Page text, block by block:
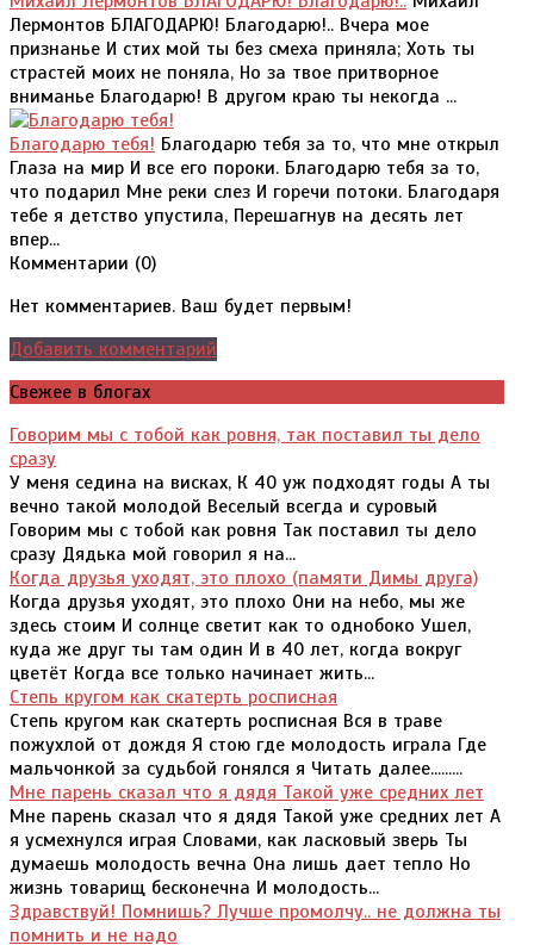
Лермонтов БЛАГОДАРЮ! Благодарю!.. Вчера мое
признанье И стих мой ты без смеха приняла; Хоть ты
страстей моих не поняла, Но за твое притворное
вниманье Благодарю! В другом краю ты некогда ...
Благодарю тебя! Благодарю тебя за то, что мне открыл
Глаза на мир И все его пороки. Благодарю тебя за то,
что подарил Мне реки слез И горечи потоки. Благодаря
тебе я детство упустила, Перешагнув на десять лет
впер...
Комментарии (0)
Нет комментариев. Ваш будет первым!
Добавить комментарий
Свежее в блогах
Говорим мы с тобой как ровня, так поставил ты дело
сразу
У меня седина на висках, К 40 уж подходят годы А ты
вечно такой молодой Веселый всегда и суровый
Говорим мы с тобой как ровня Так поставил ты дело
сразу Дядька мой говорил я на...
Когда друзья уходят, это плохо (памяти Димы друга)
Когда друзья уходят, это плохо Они на небо, мы же
здесь стоим И солнце светит как то однобоко Ушел,
куда же друг ты там один И в 40 лет, когда вокруг
цветёт Когда все только начинает жить...
Степь кругом как скатерть росписная
Степь кругом как скатерть росписная Вся в траве
пожухлой от дождя Я стою где молодость играла Где
мальчонкой за судьбой гонялся я Читать далее.........
Мне парень сказал что я дядя Такой уже средних лет
Мне парень сказал что я дядя Такой уже средних лет А
я усмехнулся играя Словами, как ласковый зверь Ты
думаешь молодость вечна Она лишь дает тепло Но
жизнь товарищ бесконечна И молодость...
Здравствуй! Помнишь? Лучше промолчу.. не должна ты
помнить и не надо